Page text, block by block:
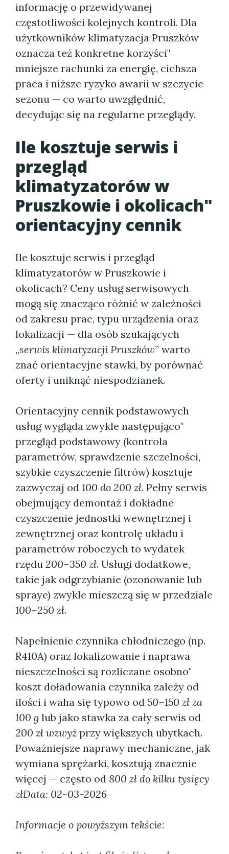
informację o przewidywanej
częstotliwości kolejnych kontroli. Dla
użytkowników klimatyzacja Pruszków
oznacza też konkretne korzyści"
mniejsze rachunki za energię, cichsza
praca i niższe ryzyko awarii w szczycie
sezonu — co warto uwzględnić,
decydując się na regularne przeglądy.
Ile kosztuje serwis i
przegląd
klimatyzatorów w
Pruszkowie i okolicach"
orientacyjny cennik
Ile kosztuje serwis i przegląd
klimatyzatorów w Pruszkowie i
okolicach? Ceny usług serwisowych
mogą się znacząco różnić w zależności
od zakresu prac, typu urządzenia oraz
lokalizacji — dla osób szukających
„serwis klimatyzacji Pruszków” warto
znać orientacyjne stawki, by porównać
oferty i uniknąć niespodzianek.
Orientacyjny cennik podstawowych
usług wygląda zwykle następująco"
przegląd podstawowy (kontrola
parametrów, sprawdzenie szczelności,
szybkie czyszczenie filtrów) kosztuje
zazwyczaj od 100 do 200 zł. Pełny serwis
obejmujący demontaż i dokładne
czyszczenie jednostki wewnętrznej i
zewnętrznej oraz kontrolę układu i
parametrów roboczych to wydatek
rzędu 200–350 zł. Usługi dodatkowe,
takie jak odgrzybianie (ozonowanie lub
spraye) zwykle mieszczą się w przedziale
100–250 zł.
Napełnienie czynnika chłodniczego (np.
R410A) oraz lokalizowanie i naprawa
nieszczelności są rozliczane osobno"
koszt doładowania czynnika zależy od
ilości i waha się typowo od 50–150 zł za
100 g lub jako stawka za cały serwis od
200 zł wzwyż przy większych ubytkach.
Poważniejsze naprawy mechaniczne, jak
wymiana sprężarki, kosztują znacznie
więcej — często od 800 zł do kilku tysięcy
złData: 02-03-2026
Informacje o powyższym tekście: